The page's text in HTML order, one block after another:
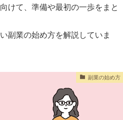
けて、準備や最初の一歩をまと
副業の始め方を解説していま
副業の始め方